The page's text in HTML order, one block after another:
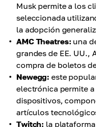
Musk permite a los
seleccionada
la adopción
AMC Theatres: una
grandes de EE. UU.,
compra de boletos
Newegg: este
electrónica permite
dispositivos,
artículos
Twitch: la